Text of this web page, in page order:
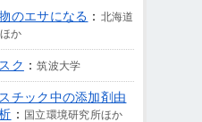
のエサになる ： 北海道
か
ク ：筑波大学
チック中の添加剤由
： 国立環境研究所ほか